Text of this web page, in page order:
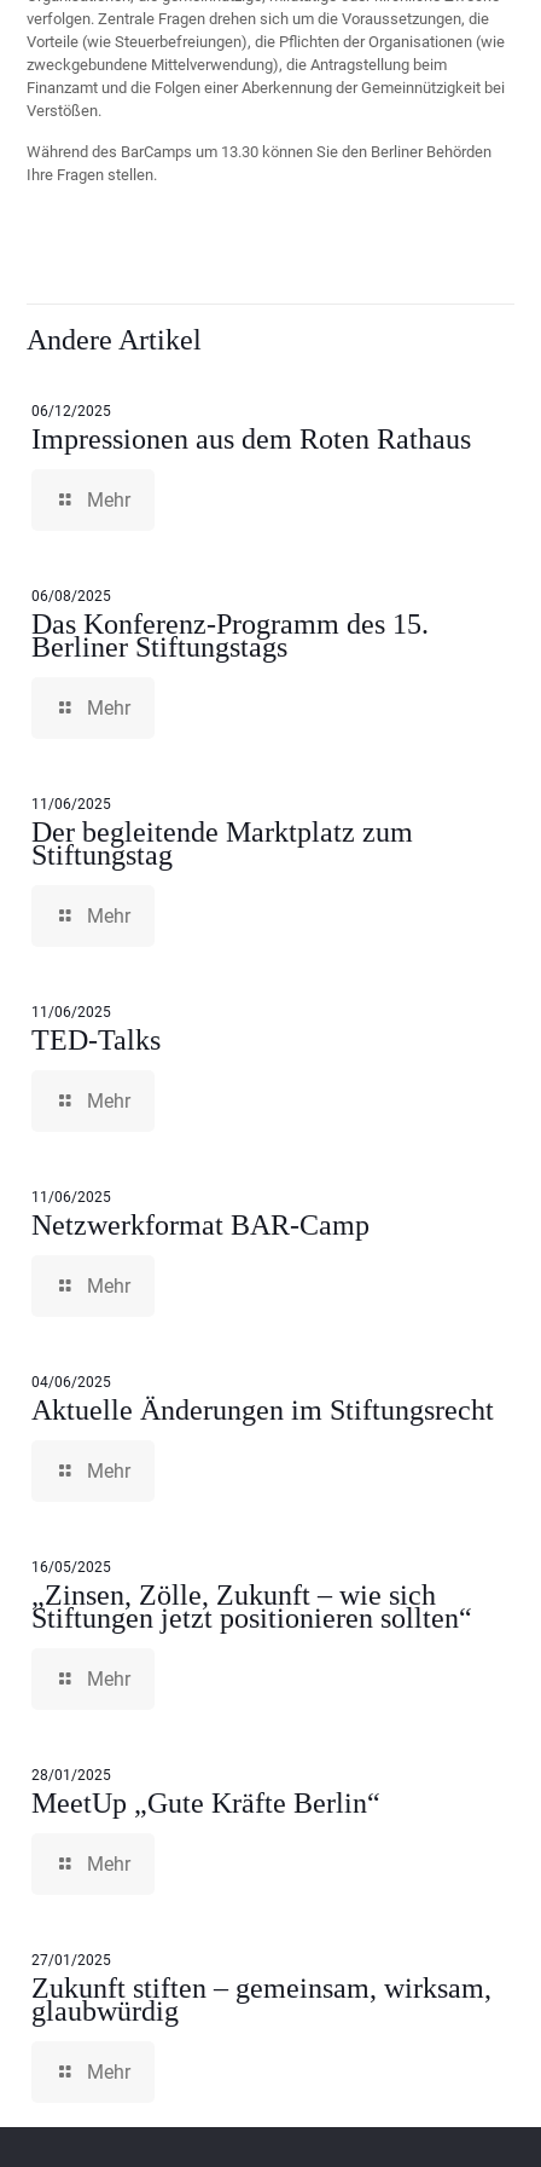
verfolgen. Zentrale Fragen drehen sich um die Voraussetzungen, die
Vorteile (wie Steuerbefreiungen), die Pflichten der Organisationen (wie
zweckgebundene Mittelverwendung), die Antragstellung beim
Finanzamt und die Folgen einer Aberkennung der Gemeinnützigkeit bei
Verstößen.
Während des BarCamps um 13.30 können Sie den Berliner Behörden
Ihre Fragen stellen.
Andere Artikel
06/12/2025
Impressionen aus dem Roten Rathaus
Mehr
06/08/2025
Das Konferenz-Programm des 15.
Berliner Stiftungstags
Mehr
11/06/2025
Der begleitende Marktplatz zum
Stiftungstag
Mehr
11/06/2025
TED-Talks
Mehr
11/06/2025
Netzwerkformat BAR-Camp
Mehr
04/06/2025
Aktuelle Änderungen im Stiftungsrecht
Mehr
16/05/2025
„Zinsen, Zölle, Zukunft – wie sich
Stiftungen jetzt positionieren sollten“
Mehr
28/01/2025
MeetUp „Gute Kräfte Berlin“
Mehr
27/01/2025
Zukunft stiften – gemeinsam, wirksam,
glaubwürdig
Mehr